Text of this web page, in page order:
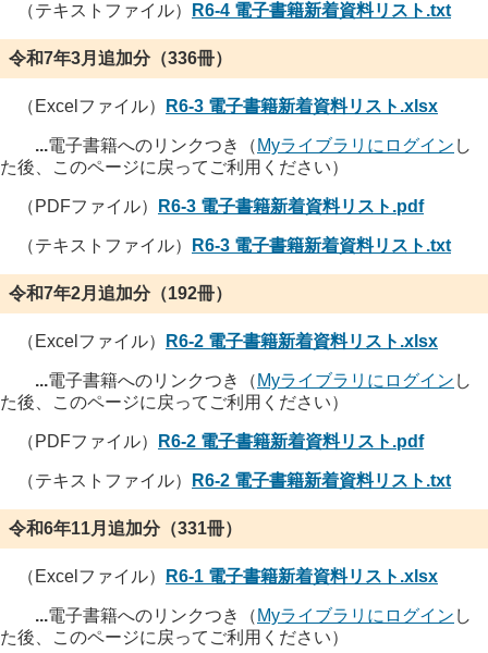
（テキストファイル） R6-4 電子書籍新着資料リスト.txt
令和7年3月追加分（336冊）
（Excelファイル） R6-3 電子書籍新着資料リスト.xlsx
...電子書籍へのリンクつき（ Myライブラリにログイン し
た後、このページに戻ってご利用ください）
（PDFファイル） R6-3 電子書籍新着資料リスト.pdf
（テキストファイル） R6-3 電子書籍新着資料リスト.txt
令和7年2月追加分（192冊）
（Excelファイル） R6-2 電子書籍新着資料リスト.xlsx
...電子書籍へのリンクつき（ Myライブラリにログイン し
た後、このページに戻ってご利用ください）
（PDFファイル） R6-2 電子書籍新着資料リスト.pdf
（テキストファイル） R6-2 電子書籍新着資料リスト.txt
令和6年11月追加分（331冊）
（Excelファイル） R6-1 電子書籍新着資料リスト.xlsx
...電子書籍へのリンクつき（ Myライブラリにログイン し
た後、このページに戻ってご利用ください）